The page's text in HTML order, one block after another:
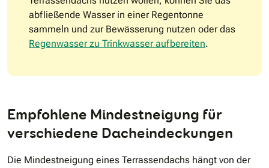
abfließende Wasser in einer Regentonne
sammeln und zur Bewässerung nutzen oder das
Regenwasser zu Trinkwasser aufbereiten.
Empfohlene Mindestneigung für
verschiedene Dacheindeckungen
Die Mindestneigung eines Terrassendachs hängt von der